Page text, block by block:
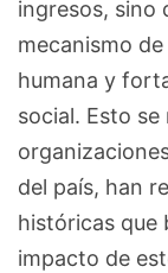
ingresos, sino
mecanismo
humana y
social. Esto
del país, han
históricas que
impacto de